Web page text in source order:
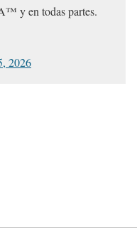
y en todas partes.
2026